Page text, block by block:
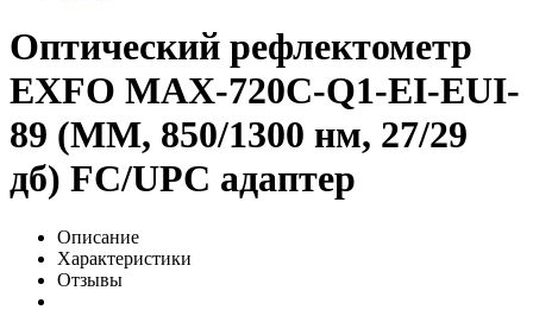
Оптический рефлектометр
EXFO MAX-720C-Q1-EI-EUI-
89 (ММ, 850/1300 нм, 27/29
дб) FC/UPC адаптер
Описание
Характеристики
Отзывы